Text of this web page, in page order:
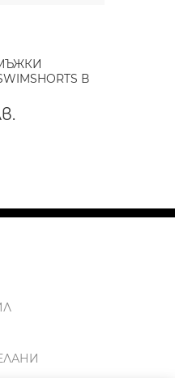
МЪЖКИ
В